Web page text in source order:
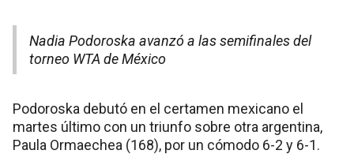
Nadia Podoroska avanzó a las semifinales del
torneo WTA de México
Podoroska debutó en el certamen mexicano el
martes último con un triunfo sobre otra argentina,
Paula Ormaechea (168), por un cómodo 6-2 y 6-1.